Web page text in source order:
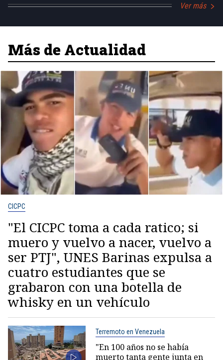
Ver más
Más de Actualidad
CICPC
"El CICPC toma a cada ratico; si
muero y vuelvo a nacer, vuelvo a
ser PTJ", UNES Barinas expulsa a
cuatro estudiantes que se
grabaron con una botella de
whisky en un vehículo
Terremoto en Venezuela
"En 100 años no se había
muerto tanta gente junta en